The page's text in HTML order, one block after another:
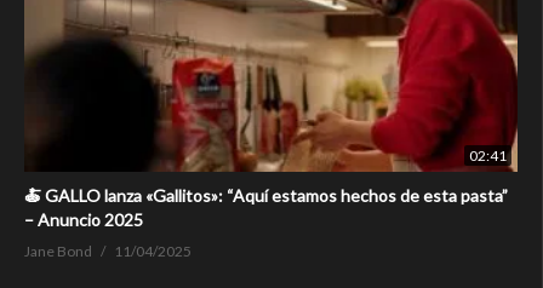
02:41
🍝 GALLO lanza «Gallitos»: “Aquí estamos hechos de esta pasta”
– Anuncio 2025
Jane Bond 11/04/2025